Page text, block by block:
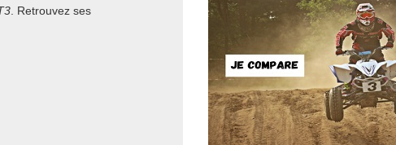
. Retrouvez ses